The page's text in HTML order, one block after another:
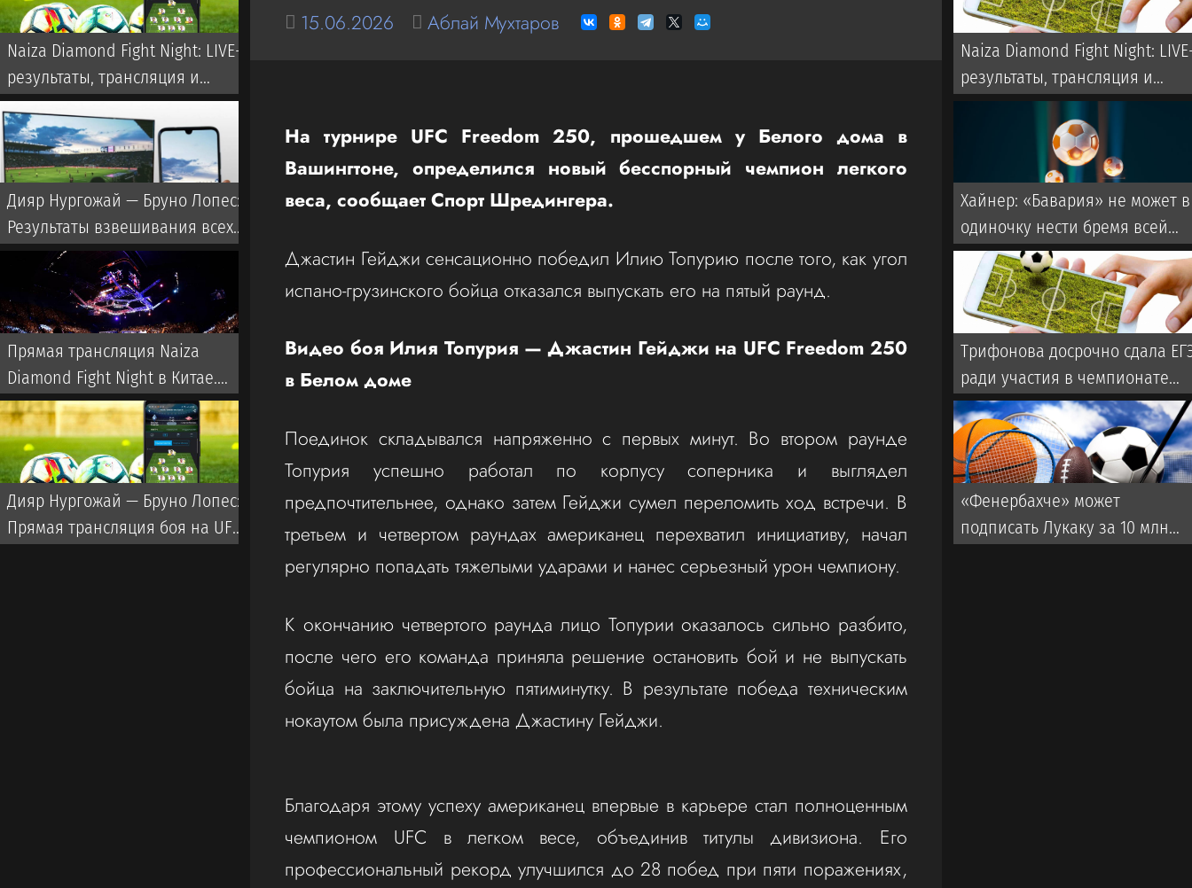
15.06.2026 Аблай Мухтаров
На турнире UFC Freedom 250, прошедшем у Белого дома в
Вашингтоне, определился новый бесспорный чемпион легкого
веса, сообщает Спорт Шредингера.
Джастин Гейджи сенсационно победил Илию Топурию после того, как угол
испано-грузинского бойца отказался выпускать его на пятый раунд.
Видео боя Илия Топурия — Джастин Гейджи на UFC Freedom 250
в Белом доме
Поединок складывался напряженно с первых минут. Во втором раунде
Топурия успешно работал по корпусу соперника и выглядел
предпочтительнее, однако затем Гейджи сумел переломить ход встречи. В
третьем и четвертом раундах американец перехватил инициативу, начал
регулярно попадать тяжелыми ударами и нанес серьезный урон чемпиону.
К окончанию четвертого раунда лицо Топурии оказалось сильно разбито,
после чего его команда приняла решение остановить бой и не выпускать
бойца на заключительную пятиминутку. В результате победа техническим
нокаутом была присуждена Джастину Гейджи.
Благодаря этому успеху американец впервые в карьере стал полноценным
чемпионом UFC в легком весе, объединив титулы дивизиона. Его
профессиональный рекорд улучшился до 28 побед при пяти поражениях,
Naiza Diamond Fight Night: LIVE-
результаты, трансляция и
видео всех боев
Дияр Нургожай — Бруно Лопес:
Результаты взвешивания всех
бойцов на UFC Vegas 120
Прямая трансляция Naiza
Diamond Fight Night в Китае.
Когда и где смотреть турнир
Дияр Нургожай — Бруно Лопес:
Прямая трансляция боя на UFC
Naiza Diamond Fight Night:
результаты, трансляция и
видео всех боев
Хайнер: «Бавария» не может в
одиночку нести бремя всей
Бундеслиги
Трифонова досрочно сдала
ради участия в чемпионате
Европы
«Фенербахче» может
подписать Лукаку за 10 млн